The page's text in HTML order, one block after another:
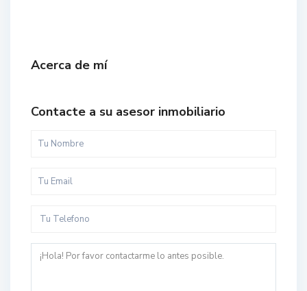
Acerca de mí
Contacte a su asesor inmobiliario